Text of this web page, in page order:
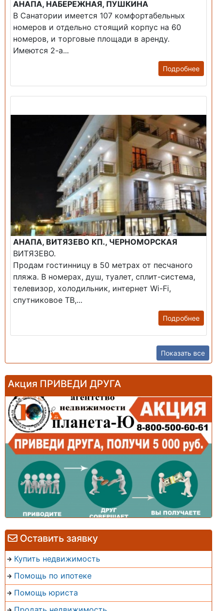
Оставить заявку
Купить недвижимость
Помощь по ипотеке
Помощь юриста
АНАПА, НАБЕРЕЖНАЯ, ПУШКИНА
В Санатории имеется 107 комфортабельных
номеров и отдельно стоящий корпус на 60
номеров, и торговые площади в аренду.
Имеются 2-а...
Подробнее
АНАПА, ВИТЯЗЕВО КП., ЧЕРНОМОРСКАЯ
ВИТЯЗЕВО.
Продам гостинницу в 50 метрах от песчаного
пляжа. В номерах, душ, туалет, сплит-система,
телевизор, холодильник, интернет Wi-Fi,
спутниковое ТВ,...
Подробнее
Показать все
Акция ПРИВЕДИ ДРУГА